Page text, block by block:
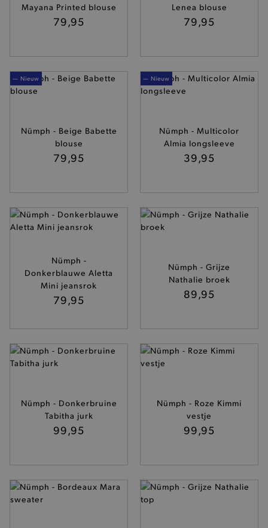
Mayana Printed blouse
79,95
Lenea blouse
79,95
— Nieuw
Nümph - Beige Babette
blouse
79,95
— Nieuw
Nümph - Multicolor
Almia longsleeve
39,95
Nümph -
Donkerblauwe Aletta
Mini jeansrok
79,95
Nümph - Grijze
Nathalie broek
89,95
Nümph - Donkerbruine
Tabitha jurk
99,95
Nümph - Roze Kimmi
vestje
99,95